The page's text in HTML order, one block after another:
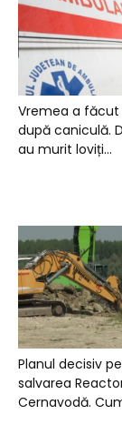
Vremea a făcut
după caniculă.
au murit loviți...
Planul decisiv
salvarea
Cernavodă.